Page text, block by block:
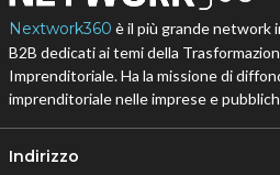
Nextwork360 è il più grande network
B2B dedicati ai temi della
Imprenditoriale. Ha la missione di
imprenditoriale nelle imprese e
Indirizzo